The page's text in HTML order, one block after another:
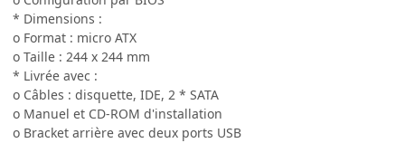
* Dimensions :
o Format : micro ATX
o Taille : 244 x 244 mm
* Livrée avec :
o Câbles : disquette, IDE, 2 * SATA
o Manuel et CD-ROM d'installation
o Bracket arrière avec deux ports USB